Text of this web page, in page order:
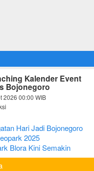
Kalender Event
Bojonegoro
2026 00:00 WIB
Hari Jadi Bojonegoro
2025
Blora Kini Semakin